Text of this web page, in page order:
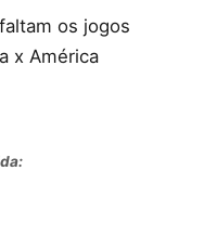
os jogos
x América